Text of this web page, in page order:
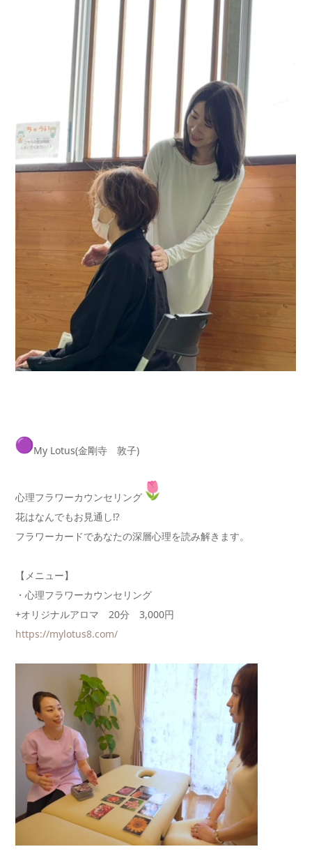
My Lotus(金剛寺 敦子)
心理フラワーカウンセリング
花はなんでもお見通し⁉
フラワーカードであなたの深層心理を読み解きます。
【メニュー】
・心理フラワーカウンセリング
+オリジナルアロマ 20分 3,000円
https://mylotus8.com/